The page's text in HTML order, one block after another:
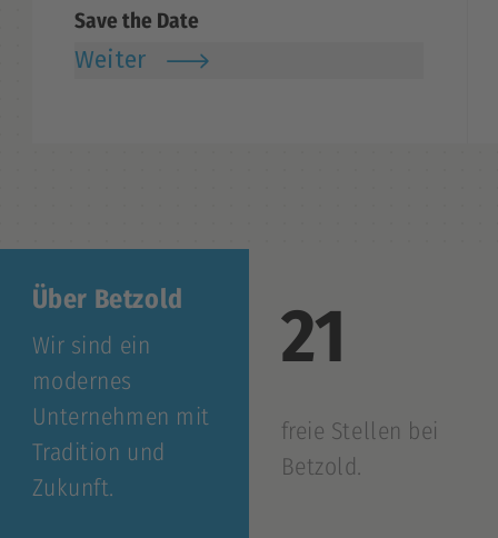
Save the Date
Weiter
Über Betzold
Wir sind ein
modernes
Unternehmen mit
Tradition und
Zukunft.
21
freie Stellen bei
Betzold.